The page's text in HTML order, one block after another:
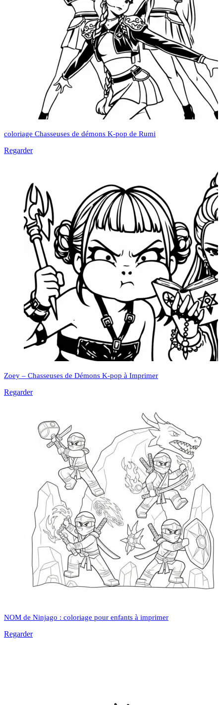
coloriage Chasseuses de démons K-pop de Rumi
Regarder
Zoey – Chasseuses de Démons K-pop à Imprimer
Regarder
NOM de Ninjago : coloriage pour enfants à imprimer
Regarder